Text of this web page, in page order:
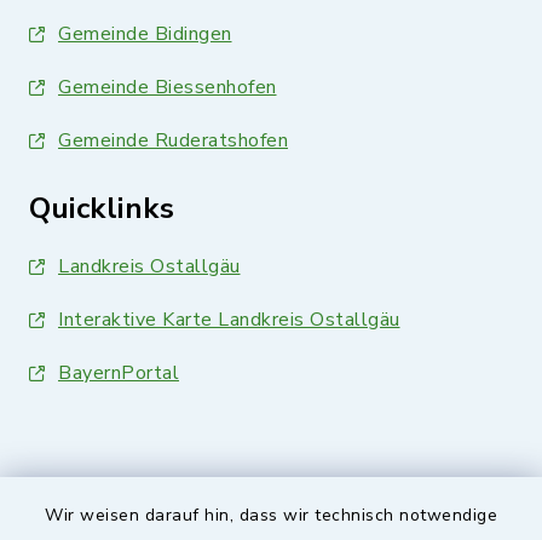
Wir weisen darauf hin, dass wir technisch notwendige
Gemeinde Bidingen
Gemeinde Biessenhofen
Gemeinde Ruderatshofen
Quicklinks
Landkreis Ostallgäu
Interaktive Karte Landkreis Ostallgäu
BayernPortal